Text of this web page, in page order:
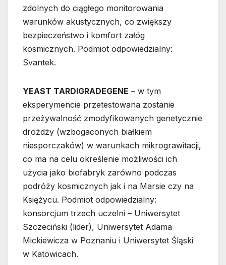
zdolnych do ciągłego monitorowania
warunków akustycznych, co zwiększy
bezpieczeństwo i komfort załóg
kosmicznych. Podmiot odpowiedzialny:
Svantek.
YEAST TARDIGRADEGENE – w tym
eksperymencie przetestowana zostanie
przeżywalność zmodyfikowanych genetycznie
drożdży (wzbogaconych białkiem
niesporczaków) w warunkach mikrograwitacji,
co ma na celu określenie możliwości ich
użycia jako biofabryk zarówno podczas
podróży kosmicznych jak i na Marsie czy na
Księżycu. Podmiot odpowiedzialny:
konsorcjum trzech uczelni – Uniwersytet
Szczeciński (lider), Uniwersytet Adama
Mickiewicza w Poznaniu i Uniwersytet Śląski
w Katowicach.